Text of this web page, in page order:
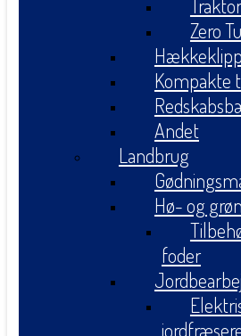
Zero
Kompakte
Andet
Landbrug
Hø- og
foder